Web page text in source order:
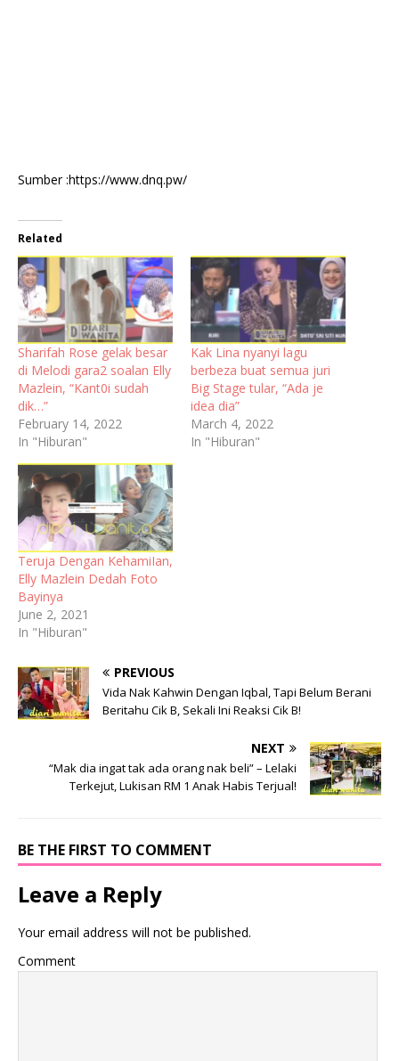
Sumber :https://www.dnq.pw/
Related
Sharifah Rose gelak besar
di Melodi gara2 soalan Elly
Mazlein, “Kant0i sudah
dik…”
February 14, 2022
In "Hiburan"
Kak Lina nyanyi lagu
berbeza buat semua juri
Big Stage tular, “Ada je
idea dia”
March 4, 2022
In "Hiburan"
Teruja Dengan KehamiIan,
Elly Mazlein Dedah Foto
Bayinya
June 2, 2021
In "Hiburan"
PREVIOUS
Vida Nak Kahwin Dengan Iqbal, Tapi Belum Berani
Beritahu Cik B, Sekali Ini Reaksi Cik B!
NEXT
“Mak dia ingat tak ada orang nak beli” – Lelaki
Terkejut, Lukisan RM 1 Anak Habis Terjual!
BE THE FIRST TO COMMENT
Leave a Reply
Your email address will not be published.
Comment